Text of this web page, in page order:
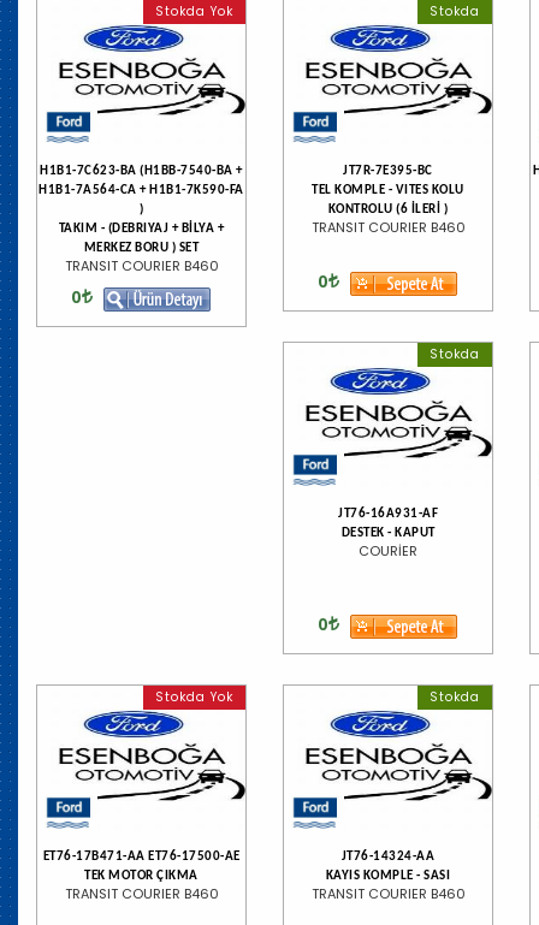
Stokda Yok
H1B1-7C623-BA (H1BB-7540-BA +
H1B1-7A564-CA + H1B1-7K590-FA
)
TAKIM - (DEBRIYAJ + BİLYA +
MERKEZ BORU ) SET
TRANSIT COURIER B460
0
Stokda
JT7R-7E395-BC
TEL KOMPLE - VITES KOLU
KONTROLU (6 İLERİ )
TRANSIT COURIER B460
0
Stokda
JT76-16A931-AF
DESTEK - KAPUT
COURİER
0
Stokda Yok
ET76-17B471-AA ET76-17500-AE
TEK MOTOR ÇIKMA
TRANSIT COURIER B460
Stokda
JT76-14324-AA
KAYIS KOMPLE - SASI
TRANSIT COURIER B460